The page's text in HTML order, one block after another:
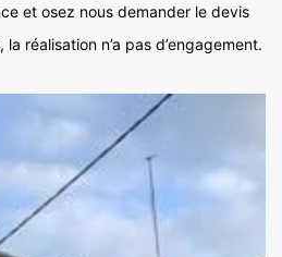
et osez nous demander le devis
réalisation n’a pas d’engagement.